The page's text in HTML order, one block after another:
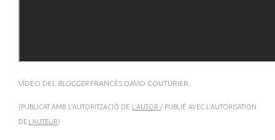
VÍDEO DEL BLOGGER FRANCÈS DAVID COUTURIER.
(PUBLICAT AMB L'AUTORITZACIÓ DE L'AUTOR / PUBLIÉ AVEC L'AUTORISATION
DE L'AUTEUR)